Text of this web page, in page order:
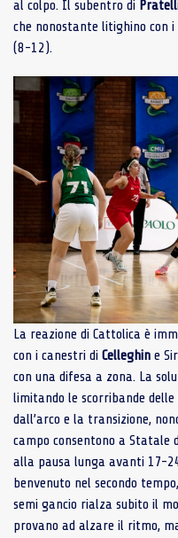
al colpo. Il subentro di
che nonostante litighino con
(8-12).
La reazione di Cattolica è
con i canestri di Celleghin e
con una difesa a zona. La
limitando le scorribande
dall’arco e la transizione,
campo consentono a Statale
alla pausa lunga avanti 17-
benvenuto nel secondo
semi gancio rialza subito il
provano ad alzare il ritmo,